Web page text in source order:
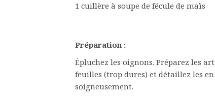
1 cuillère à soupe de fécule de maïs
Préparation :
Épluchez les oignons. Préparez les
feuilles (trop dures) et détaillez les
soigneusement.